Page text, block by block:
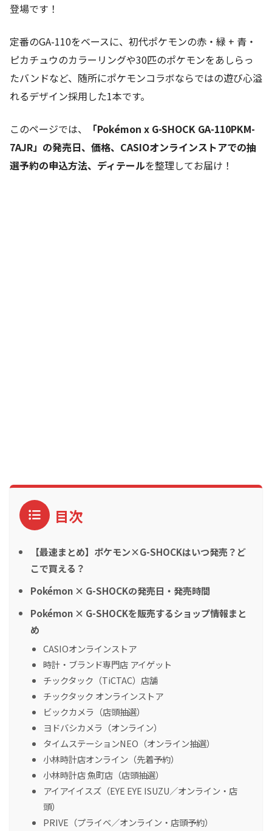
登場です！
定番のGA-110をベースに、初代ポケモンの赤・緑 + 青・
ピカチュウのカラーリングや30匹のポケモンをあしらっ
たバンドなど、随所にポケモンコラボならではの遊び心溢
れるデザイン採用した1本です。
このページでは、
「Pokémon x G-SHOCK GA-110PKM-
7AJR」の発売日、価格、CASIOオンラインストアでの抽
選予約の申込方法、ディテールを整理してお届け！
目次
【最速まとめ】ポケモン×G-SHOCKはいつ発売？ど
こで買える？
Pokémon × G-SHOCKの発売日・発売時間
Pokémon × G-SHOCKを販売するショップ情報まと
め
CASIOオンラインストア
時計・ブランド専門店 アイゲット
チックタック（TiCTAC）店舗
チックタック オンラインストア
ビックカメラ（店頭抽選）
ヨドバシカメラ（オンライン）
タイムステーションNEO（オンライン抽選）
小林時計店オンライン（先着予約）
小林時計店 魚町店（店頭抽選）
アイアイイスズ（EYE EYE ISUZU／オンライン・店
頭）
PRIVE（プライベ／オンライン・店頭予約）